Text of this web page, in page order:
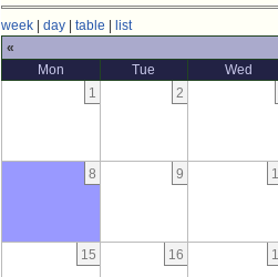
week| day| table
list
«
Mon
Tue
Wed
1
2
8 9
15 16